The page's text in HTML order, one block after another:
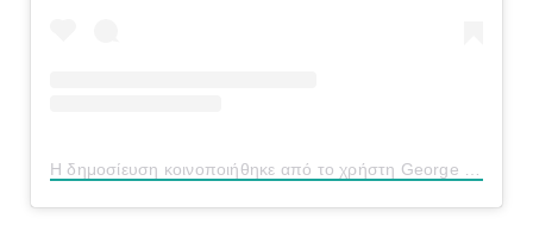
Η δημοσίευση κοινοποιήθηκε από το χρήστη George Gounezos (@george_gounezos)